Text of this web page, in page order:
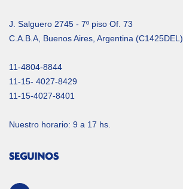
J. Salguero 2745 - 7º piso Of. 73
C.A.B.A, Buenos Aires, Argentina (C1425DEL)
11-4804-8844
11-15- 4027-8429
11-15-4027-8401
Nuestro horario: 9 a 17 hs.
SEGUINOS